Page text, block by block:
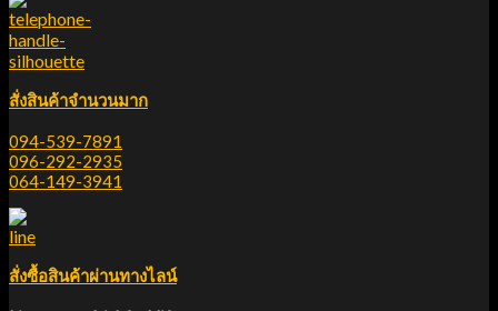
สั่งสินค้าจำนวนมาก
094-539-7891
096-292-2935
064-149-3941
สั่งซื้อสินค้าผ่านทางไลน์